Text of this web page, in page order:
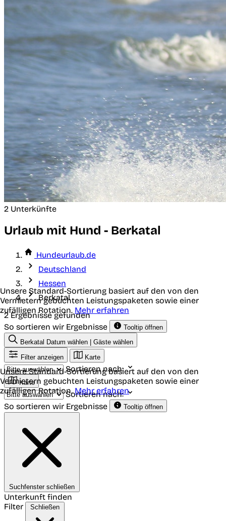
2 Unterkünfte
Urlaub mit Hund - Berkatal
Hundeurlaub.de
Deutschland
Hessen
Berkatal
2 Ergebnisse gefunden
So sortieren wir Ergebnisse
Tooltip öffnen
Unsere Standard-Sortierung basiert auf den von den
Vermietern gebuchten Leistungspaketen sowie einer
zufälligen Rotation. Mehr erfahren
Berkatal Datum wählen | Gäste wählen
Filter anzeigen
Karte
Sortieren nach:
Karte
Sortieren nach:
So sortieren wir Ergebnisse
Tooltip öffnen
Unsere Standard-Sortierung basiert auf den von den
Vermietern gebuchten Leistungspaketen sowie einer
zufälligen Rotation.Mehr erfahren
Suchfenster schließen
Unterkunft finden
Filter
Schließen